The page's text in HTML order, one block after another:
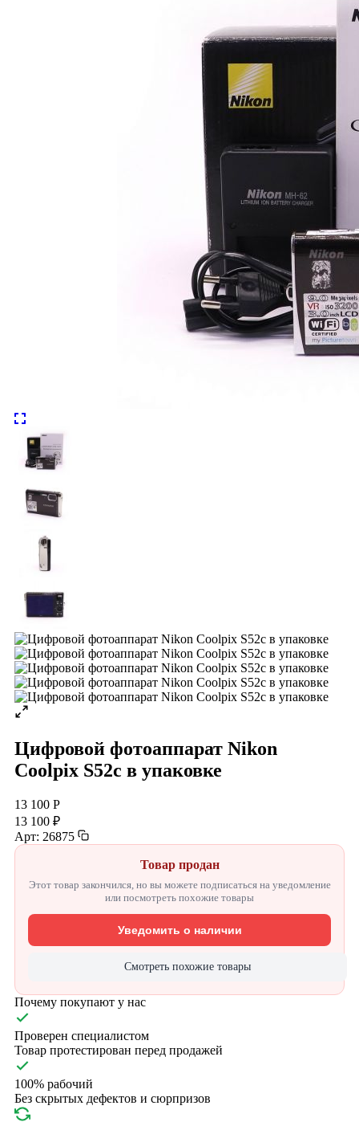
Цифровой фотоаппарат Nikon
Coolpix S52c в упаковке
13 100 Р
13 100 ₽
Арт: 26875
Товар продан
Этот товар закончился, но вы можете подписаться на уведомление
или посмотреть похожие товары
Уведомить о наличии
Смотреть похожие товары
Почему покупают у нас
Проверен специалистом
Товар протестирован перед продажей
100% рабочий
Без скрытых дефектов и сюрпризов